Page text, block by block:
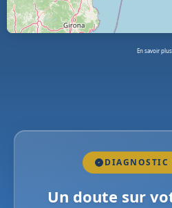
En savoir plus
DIAGNOSTIC
Un doute sur